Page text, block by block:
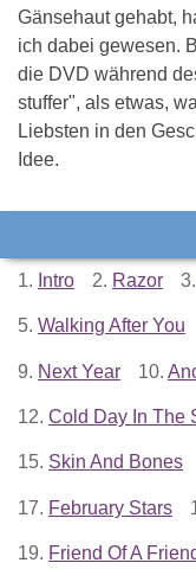
Gänsehaut gehabt,
ich dabei gewesen.
die DVD während
stuffer", als etwas,
Liebsten in den
Idee.
1. Intro 2. Razor 3.
5. Walking After You
9. Next Year 10.
12. Cold Day In The
15. Skin And Bones
17. February Stars
19. Friend Of A